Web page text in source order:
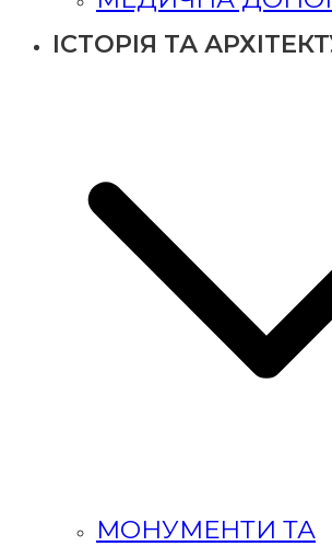
ІСТОРІЯ ТА
МОНУМЕНТИ ТА